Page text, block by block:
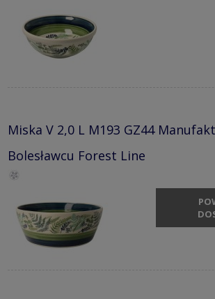
Miska V 2,0 L M193 GZ44
Bolesławcu Forest Line